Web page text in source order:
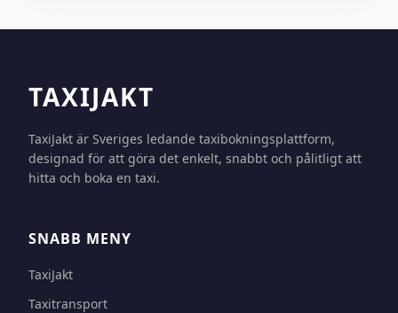
TAXIJAKT
TaxiJakt är Sveriges ledande taxibokningsplattform,
designad för att göra det enkelt, snabbt och pålitligt att
hitta och boka en taxi.
SNABB MENY
TaxiJakt
Taxitransport